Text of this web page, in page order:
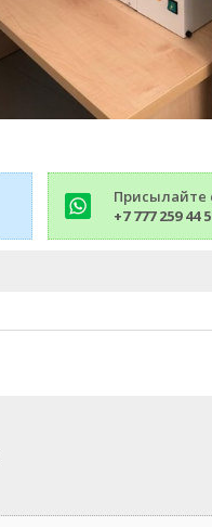
Присылайте
+7 777 259 44